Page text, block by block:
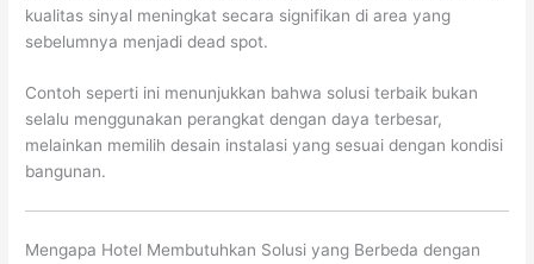
kualitas sinyal meningkat secara signifikan di area yang
sebelumnya menjadi dead spot.
Contoh seperti ini menunjukkan bahwa solusi terbaik bukan
selalu menggunakan perangkat dengan daya terbesar,
melainkan memilih desain instalasi yang sesuai dengan kondisi
bangunan.
Mengapa Hotel Membutuhkan Solusi yang Berbeda dengan